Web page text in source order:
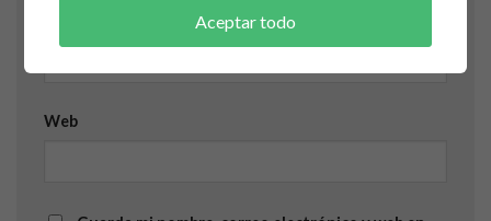
Web
Aceptar todo